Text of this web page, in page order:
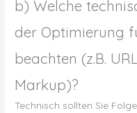
b) Welche
der Optimierung
beachten (z.B.
Markup)?
Technisch sollten Sie